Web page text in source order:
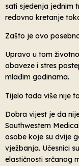
sati sjedenja jednim
redovno kretanje
Zašto je ovo
Upravo u tom
obaveze i stres
mlađim godinama.
Tijelo tada više nije
Dobra vijest je da
Southwestern
osobe koje su dvije
vježbanja. Učesnici
elastičnosti srčanog